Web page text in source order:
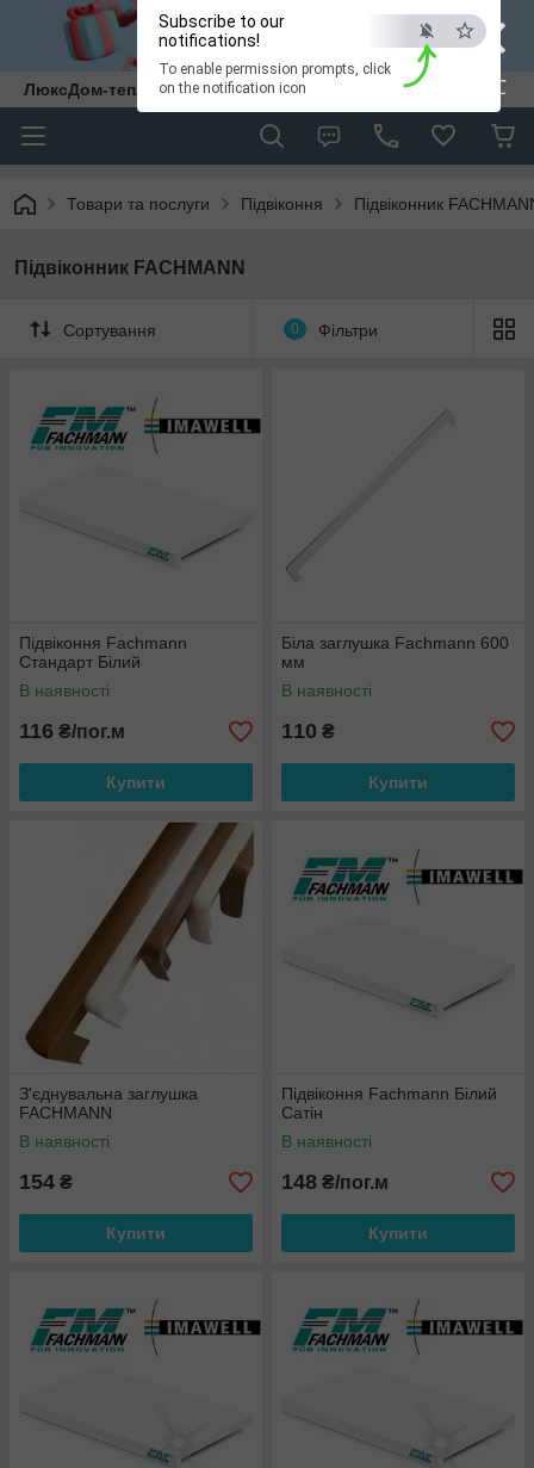
×
ESC
Subscribe to our
notifications!
To enable permission prompts, click
on the notification icon
ЛюксДом-тепло та затишок у кожен дім.
Товари та послуги Підвіконня Підвіконник
Підвіконник FACHMANN
Сортування 0 Фільтри
Підвіконня Fachmann
Стандарт Білий
В наявності
116 ₴/пог.м
Купити
Біла заглушка Fachmann 600
мм
В наявності
110 ₴
Купити
З'єднувальна заглушка
FACHMANN
В наявності
154 ₴
Купити
Підвіконня Fachmann Білий
Сатін
В наявності
148 ₴/пог.м
Купити